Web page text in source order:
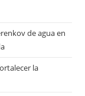
de agua en
la